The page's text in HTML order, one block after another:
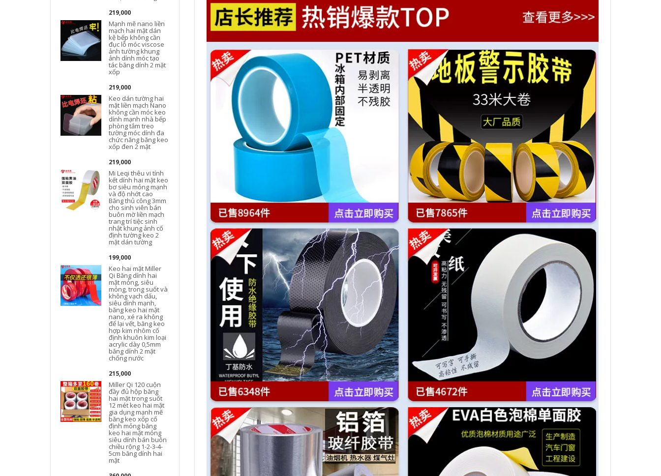
219,000
Mạnh mẽ nano liền
mạch hai mặt dán
kệ bếp không cần
đục lỗ móc viscose
ảnh tường khung
ảnh dính móc tạo
tác băng dính 2 mặt
xốp
219,000
Keo dán tường hai
mặt liền mạch Nano
không cần móc keo
dính mạnh nhà bếp
phòng tắm treo
tường móc dính đa
chức năng băng keo
xốp đen 2 mặt
219,000
Mi Leqi thêu vi tính
kết dính hai mặt keo
bơ siêu mỏng mạnh
và độ nhớt cao
Băng thủ công 3mm
cho sinh viên bán
buôn mờ liền mạch
trang trí tiệc sinh
nhật khung ảnh cố
định tường keo 2
mặt dán tường
199,000
Keo hai mặt Miller
Qi Băng dính hai
mặt mỏng, siêu
mỏng, trong suốt và
không vạch dấu,
siêu dính mạnh,
băng keo hai mặt
nano, xé ra không
để lại vết, băng keo
hợp kim nhôm cố
định khuôn kim loại
acrylic dày 0,5mm
băng dính 2 mặt
chống nước
215,000
Miller Qi 120 cuộn
đầy đủ hộp băng
hai mặt trong suốt
12 mét keo hai mặt
gia dụng mạnh mẽ
băng keo xốp cố
định mỏng băng
keo hai mặt mỏng
siêu dính bán buôn
chiều rộng 1-2-3-4-
5cm băng dính hai
mặt
không đinh đục lỗ
cố định gạch cố định
miễn phí đục lỗ
khung ảnh treo
khung ảnh dán
mặt trong suốt
273,000
Băng dính vải hai
mặt chắc chắn, lưới
trong suốt cao,
cuộn dài 50 mét,
thảm đỏ đám cưới
không thấm nước,
băng keo nối, áp
phích bóng, câu đối,
tường cố định, độ
dẻo cao, xé không
để lại vết các loại
băng keo 2 mặt
dính chắc chắn, siêu
mỏng mờ, không
dấu vết, dễ xé,
không có keo dư,
nhiệt độ cao 120 độ,
băng keo hai mặt có
độ nhớt cao không
đánh dấu dùng
trong studio, Chiều
rộng 5cm keo 2 mặt
3m
Băng keo hai mặt
khắc siêu mỏng
Miloqi mạnh mẽ, độ
nhớt cao, vô giá và
dễ xé, miếng bọt
biển trắng mờ, vải
kết dính nhạy cảm
với áp lực nóng
chảy, băng keo văn
phòng hai mặt siêu
dính, bán buôn văn
phòng phẩm, gia
đình băng dính 2
mặt giá rẻ
222,000
Miloqi đồ nội thất
chống lại bức tường
tạo tác miễn phí
đấm ghế chống đổ
phù hợp kết nối đồ
nội thất TV quần áo
tủ giày cố định băng
keo 2 mặt 3m
219,000
Miếng dán hai mặt
Mạnh mẽ nano liền
mạch miếng dán hai
mặt trong suốt ghi
trang trí xe có độ
nhớt cao trong suốt
tròn chống trượt
không thấm nước
băng dính hai mặt
siêu chắc
219,000
Miếng dán chống
chói trong suốt mùa
hè đường viền cổ
váy áo chống trượt
chống rơi miếng dán
sling Dress vô hình
hai mặt dán liền
mạch keo 2 mặt đen
219,000
Mi Leqi bong bóng
liền mạch phân phối
tròn trong suốt độ
nhớt cao phòng
cưới tiệc sinh nhật
bố trí ngày lễ cưới
xe cưới bong bóng
trang trí băng dính 1
gói 100 miếng xé ra
không để lại vết
băng keo 2 mặt dán
tường
193,000
Mạnh mẽ, siêu
mỏng và siêu mịn
sửa chữa màn hình
khung điện thoại di
động Băng keo hai
mặt chuyên dụng,
chống rò rỉ và thấm
nước, màu đen và
trắng, độ nhớt cao,
không đánh dấu,
băng keo xốp chịu
nhiệt cao, máy tính
bảng băng keo băng
keo 2 mặt giá rẻ
198,000
Công tắc miếng dán
chống bụi trang trí
tường chặn ổ cắm
miếng dán cố định
hàng cắm miếng
dán tường hai mặt
liền mạch miếng dán
nano hai mặt liền
mạch băng keo 2
mặt dán tường
219,000
Mi Leqi dán keo đặc